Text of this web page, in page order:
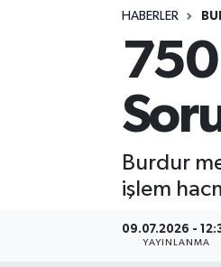
HABERLER
750
Burdur
işlem
09.07.2026 -
YAYINLANMA